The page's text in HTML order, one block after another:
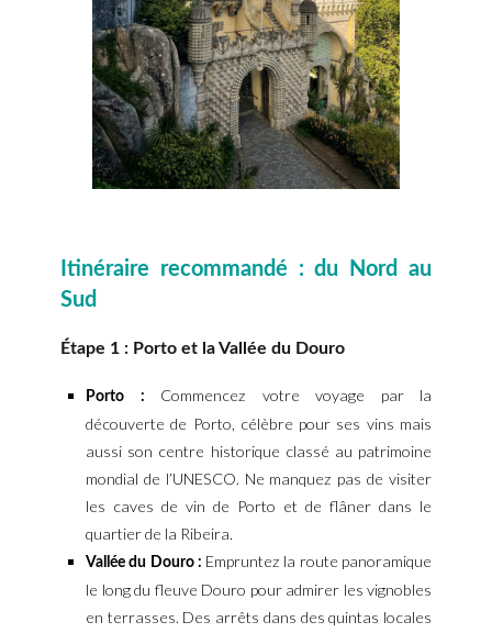
Itinéraire recommandé : du Nord au
Sud
Étape 1 : Porto et la Vallée du Douro
Porto :
Commencez votre voyage par la
découverte de Porto, célèbre pour ses vins mais
aussi son centre historique classé au patrimoine
mondial de l’UNESCO. Ne manquez pas de visiter
les caves de vin de Porto et de flâner dans le
quartier de la Ribeira.
Vallée du Douro : Empruntez la route panoramique
le long du fleuve Douro pour admirer les vignobles
en terrasses. Des arrêts dans des quintas locales